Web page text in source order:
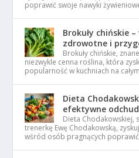
poprawić swoje nawyki
Brokuły chińskie
zdrowotne i
Brokuły chińskie,
niezwykle cenna roślina, która
popularność w kuchniach na
Dieta
efektywne
Dieta Chodakowskiej,
trenerkę Ewę Chodakowską,
wśród osób pragnących